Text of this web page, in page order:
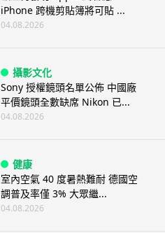
iPhone 跨機剪貼簿將可貼 ...
04.08.2026
攝影文化
Sony 授權鏡頭名單公佈 中國廠
平價鏡頭全數缺席 Nikon 已...
04.08.2026
健康
室內空氣 40 度暑熱難耐 德國空
調普及率僅 3% 大眾繼...
04.08.2026